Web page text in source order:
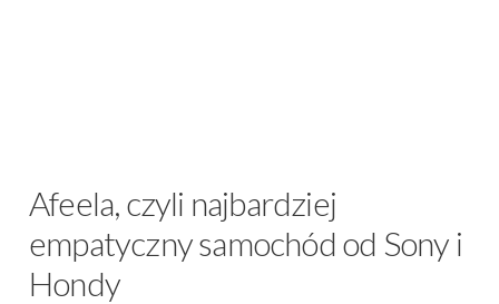
Afeela, czyli najbardziej
empatyczny samochód od Sony i
Hondy